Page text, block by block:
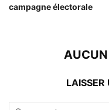
campagne électorale